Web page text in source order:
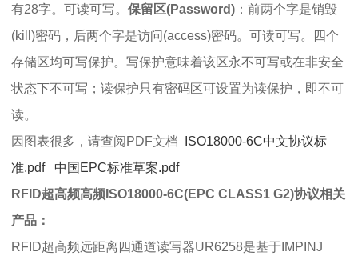
有28字。可读可写。 保留区(Password) ：前两个字是销毁
(kill)密码，后两个字是访问(access)密码。可读可写。四个
存储区均可写保护。写保护意味着该区永不可写或在非安全
状态下不可写；读保护只有密码区可设置为读保护，即不可
读。
因图表很多，请查阅PDF文档
ISO18000-6C中文协议标
准.pdf
中国EPC标准草案.pdf
RFID超高频高频ISO18000-6C(EPC CLASS1 G2)协议相关
产品：
RFID超高频远距离四通道读写器UR6258是基于IMPINJ